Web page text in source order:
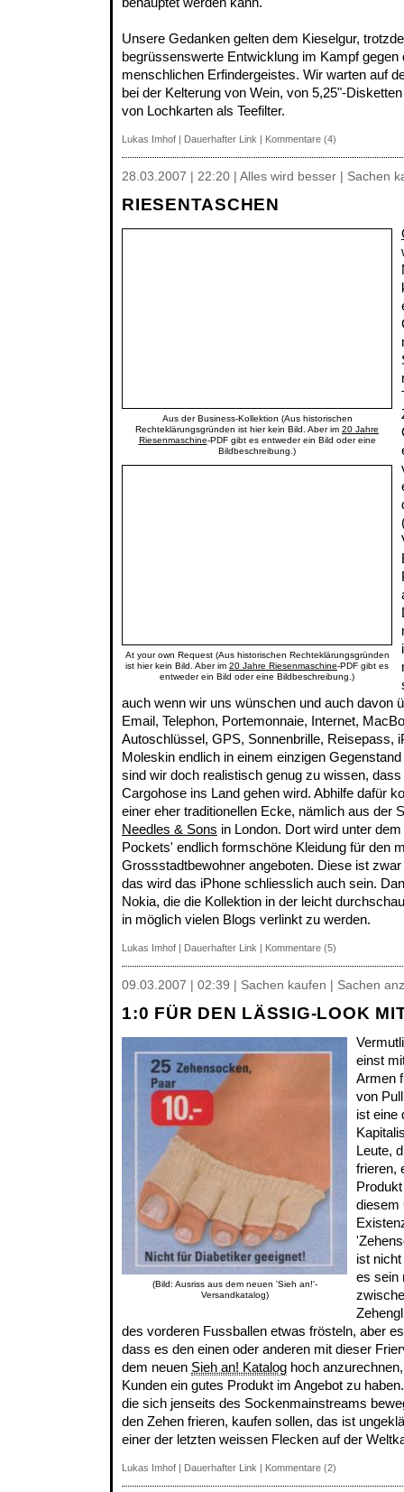
Unsere Gedanken gelten dem Kieselgur,
begrüssenswerte Entwicklung im Kampf gegen
menschlichen Erfindergeistes. Wir warten auf
bei der Kelterung von Wein, von 5,25"-
von Lochkarten als Teefilter.
Lukas Imhof | Dauerhafter Link | Kommentare (4)
28.03.2007 | 22:20 | Alles wird besser | Sachen
RIESENTASCHEN
Aus der Business-Kollektion (Aus historischen
Rechteklärungsgründen ist hier kein Bild. Aber im 20 Jahre
Riesenmaschine-PDF gibt es entweder ein Bild oder eine
Bildbeschreibung.)
At your own Request (Aus historischen Rechteklärungsgründen
ist hier kein Bild. Aber im 20 Jahre Riesenmaschine-PDF gibt es
entweder ein Bild oder eine Bildbeschreibung.)
auch wenn wir uns wünschen und auch davon
Email, Telephon, Portemonnaie, Internet,
Autoschlüssel, GPS, Sonnenbrille, Reisepass,
Moleskin endlich in einem einzigen
sind wir doch realistisch genug zu wissen,
Cargohose ins Land gehen wird. Abhilfe dafür
einer eher traditionellen Ecke, nämlich aus der
Needles & Sons in London. Dort wird unter
Pockets' endlich formschöne Kleidung für den
Grossstadtbewohner angeboten. Diese ist
das wird das iPhone schliesslich auch sein.
Nokia, die die Kollektion in der leicht
in möglich vielen Blogs verlinkt zu werden.
Lukas Imhof | Dauerhafter Link | Kommentare (5)
09.03.2007 | 02:39 | Sachen kaufen | Sachen
1:0 FÜR DEN LÄSSIG-LOOK
(Bild: Ausriss aus dem neuen 'Sieh an!'-
Versandkatalog)
einst
Armen
von
ist eine
Leute,
frieren,
diesem
ist
es sein
des vorderen Fussballen etwas frösteln, aber
dass es den einen oder anderen mit dieser
dem neuen Sieh an! Katalog hoch
Kunden ein gutes Produkt im Angebot zu
die sich jenseits des Sockenmainstreams
den Zehen frieren, kaufen sollen, das ist
einer der letzten weissen Flecken auf der
Lukas Imhof | Dauerhafter Link | Kommentare (2)